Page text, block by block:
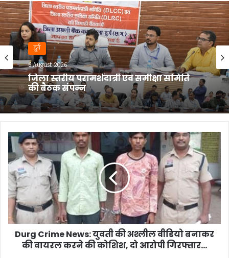
भिलाई
6 August 2026
सिंगल यूज प्लास्टिक के खिलाफ निगम की
कार्रवाई, 2600 रुपये जुर्माना वसूला…
Durg
Crime
News:
युवती
की
अश्लील
वीडियो
बनाकर
की
वायरल
Durg Crime News: युवती की अश्लील वीडियो बनाकर
की वायरल करने की कोशिश, दो आरोपी गिरफ्तार...